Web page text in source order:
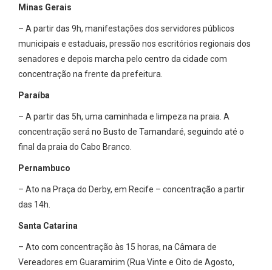
Minas Gerais
– A partir das 9h, manifestações dos servidores públicos
municipais e estaduais, pressão nos escritórios regionais dos
senadores e depois marcha pelo centro da cidade com
concentração na frente da prefeitura.
Paraíba
– A partir das 5h, uma caminhada e limpeza na praia. A
concentração será no Busto de Tamandaré, seguindo até o
final da praia do Cabo Branco.
Pernambuco
– Ato na Praça do Derby, em Recife – concentração a partir
das 14h.
Santa Catarina
– Ato com concentração às 15 horas, na Câmara de
Vereadores em Guaramirim (Rua Vinte e Oito de Agosto,